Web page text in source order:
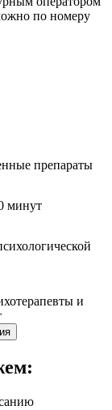
по номеру
препараты
минут
и